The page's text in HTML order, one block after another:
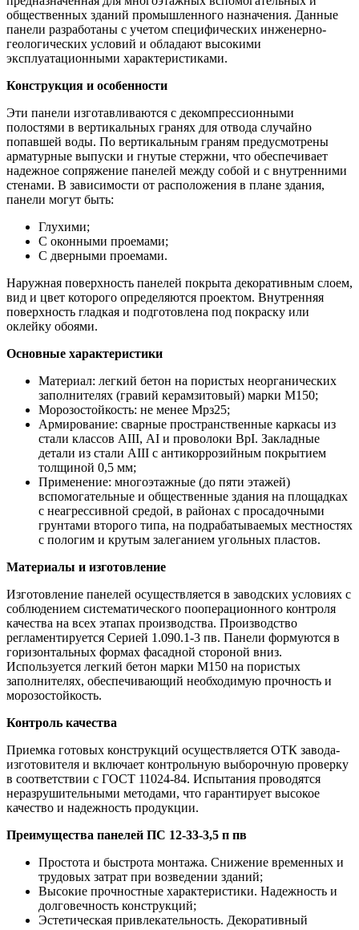
общественных зданий промышленного назначения. Данные
панели разработаны с учетом специфических инженерно-
геологических условий и обладают высокими
эксплуатационными характеристиками.
Конструкция и особенности
Эти панели изготавливаются с декомпрессионными
полостями в вертикальных гранях для отвода случайно
попавшей воды. По вертикальным граням предусмотрены
арматурные выпуски и гнутые стержни, что обеспечивает
надежное сопряжение панелей между собой и с внутренними
стенами. В зависимости от расположения в плане здания,
панели могут быть:
Глухими;
С оконными проемами;
С дверными проемами.
Наружная поверхность панелей покрыта декоративным слоем,
вид и цвет которого определяются проектом. Внутренняя
поверхность гладкая и подготовлена под покраску или
оклейку обоями.
Основные характеристики
Материал: легкий бетон на пористых неорганических
заполнителях (гравий керамзитовый) марки М150;
Морозостойкость: не менее Мрз25;
Армирование: сварные пространственные каркасы из
стали классов АIII, АI и проволоки ВрI. Закладные
детали из стали АIII с антикоррозийным покрытием
толщиной 0,5 мм;
Применение: многоэтажные (до пяти этажей)
вспомогательные и общественные здания на площадках
с неагрессивной средой, в районах с просадочными
грунтами второго типа, на подрабатываемых местностях
с пологим и крутым залеганием угольных пластов.
Материалы и изготовление
Изготовление панелей осуществляется в заводских условиях с
соблюдением систематического пооперационного контроля
качества на всех этапах производства. Производство
регламентируется Серией 1.090.1-3 пв. Панели формуются в
горизонтальных формах фасадной стороной вниз.
Используется легкий бетон марки М150 на пористых
заполнителях, обеспечивающий необходимую прочность и
морозостойкость.
Контроль качества
Приемка готовых конструкций осуществляется ОТК завода-
изготовителя и включает контрольную выборочную проверку
в соответствии с ГОСТ 11024-84. Испытания проводятся
неразрушительными методами, что гарантирует высокое
качество и надежность продукции.
Преимущества панелей ПС 12-33-3,5 п пв
Простота и быстрота монтажа. Снижение временных и
трудовых затрат при возведении зданий;
Высокие прочностные характеристики. Надежность и
долговечность конструкций;
Эстетическая привлекательность. Декоративный